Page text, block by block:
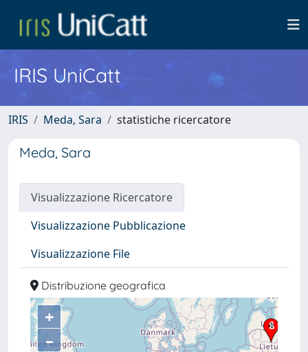
IRIS UniCatt
IRIS Meda, Sara statistiche ricercatore
Meda, Sara
Visualizzazione Ricercatore
Visualizzazione Pubblicazione
Visualizzazione File
Distribuzione geografica
+
–